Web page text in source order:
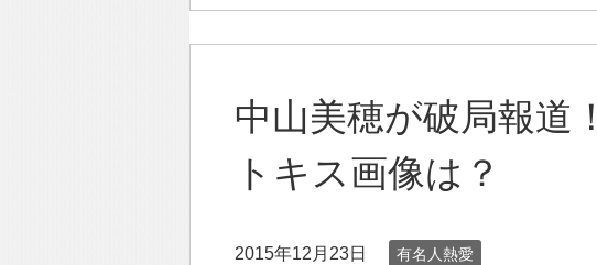
中山美穂が破局報道
トキス画像は？
2015年12月23日 有名人熱愛